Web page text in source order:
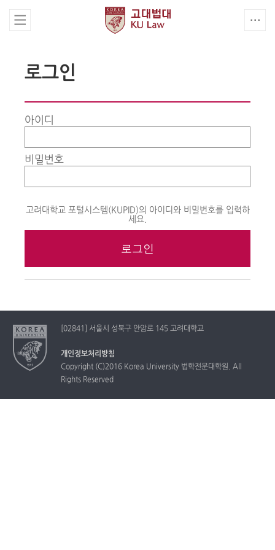
로그인
아이디
비밀번호
고려대학교 포털시스템(KUPID)의 아이디와 비밀번호를 입력하
세요.
[02841] 서울시 성북구 안암로 145 고려대학교
개인정보처리방침
Copyright (C)2016 Korea University 법학전문대학원. All
Rights Reserved